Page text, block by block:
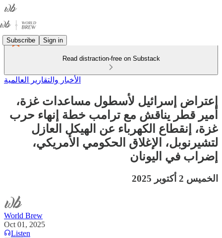
Subscribe Sign in
Read distraction-free on Substack
الأخبار والتقارير العالمية
إعتراض إسرائيل لأسطول مساعدات غزة،
أمير قطر يناقش مع ترامب خطة إنهاء حرب
غزة، إنقطاع الكهرباء عن الهيكل العازل
لتشيرنوبل، الإغلاق الحكومي الأمريكي،
إضراب في اليونان
الخميس 2 أكتوبر 2025
World Brew
Oct 01, 2025
Listen